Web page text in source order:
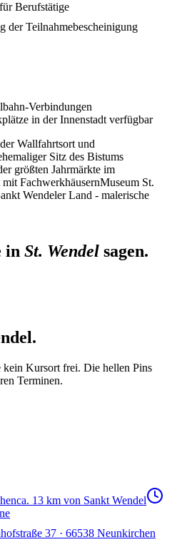
Berufstätige
der Teilnahmebescheinigung
Verbindungen
in der Innenstadt verfügbar
Wallfahrtsort und
Sitz des Bistums
größten Jahrmärkte im
FachwerkhäusernMuseum St.
Wendeler Land - malerische
in St. Wendel sagen.
.
Kursort frei. Die hellen Pins
Terminen.
ca. 13 km von Sankt Wendel
37 · 66538 Neunkirchen